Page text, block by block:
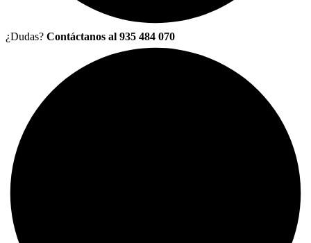
¿Dudas? Contáctanos al 935 484 070